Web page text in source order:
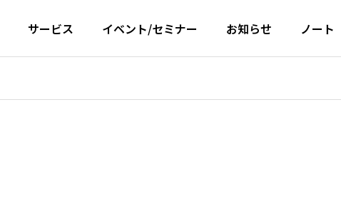
サービス イベント/セミナー お知らせ ノート